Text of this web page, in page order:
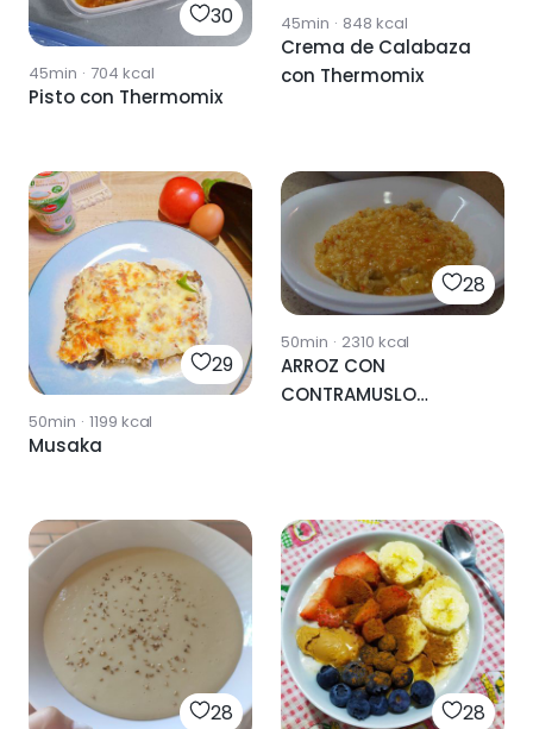
30
45min · 704 kcal
Pisto con Thermomix
45min · 848 kcal
Crema de Calabaza
con Thermomix
29
50min · 1199 kcal
Musaka
28
50min · 2310 kcal
ARROZ CON
CONTRAMUSLO
28 28